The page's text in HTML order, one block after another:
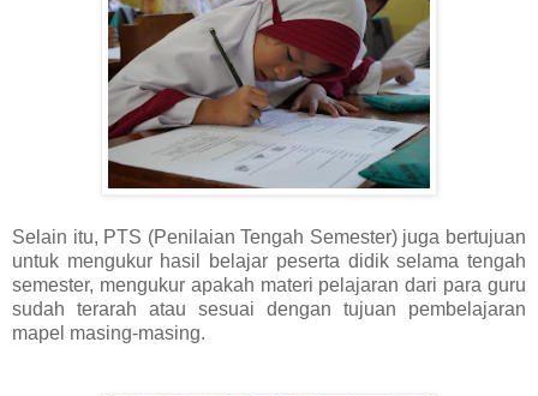
Selain itu, PTS (Penilaian Tengah Semester) juga bertujuan
untuk mengukur hasil belajar peserta didik selama tengah
semester, mengukur apakah materi pelajaran dari para guru
sudah terarah atau sesuai dengan tujuan pembelajaran
mapel masing-masing.